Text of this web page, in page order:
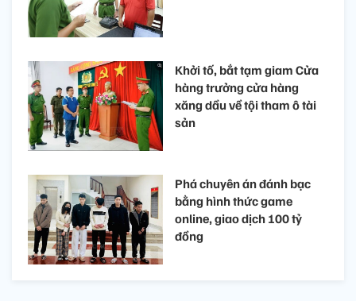
Khởi tố, bắt tạm giam Cửa
hàng trưởng cửa hàng
xăng dầu về tội tham ô tài
sản
Phá chuyên án đánh bạc
bằng hình thức game
online, giao dịch 100 tỷ
đồng